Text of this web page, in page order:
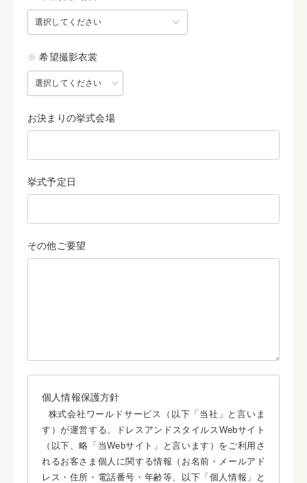
※ 希望撮影衣裳
お決まりの挙式会場
挙式予定日
その他ご要望
個人情報保護方針
株式会社ワールドサービス（以下「当社」と言いま
す）が運営する、ドレスアンドスタイルスWebサイト
（以下、略「当Webサイト」と言います）をご利用さ
れるお客さま個人に関する情報（お名前・メールアド
レス・住所・電話番号・年齢等、以下「個人情報」と